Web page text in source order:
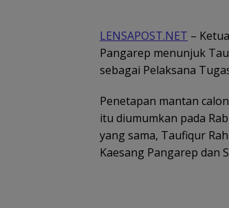
LENSAPOST.NET –
Pangarep menunjuk
sebagai Pelaksana
Penetapan mantan
itu diumumkan pada
yang sama, Taufiqur
Kaesang Pangarep dan